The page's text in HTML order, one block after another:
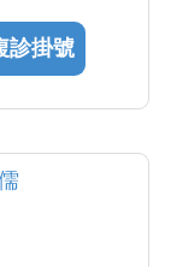
，確保每
診掛號